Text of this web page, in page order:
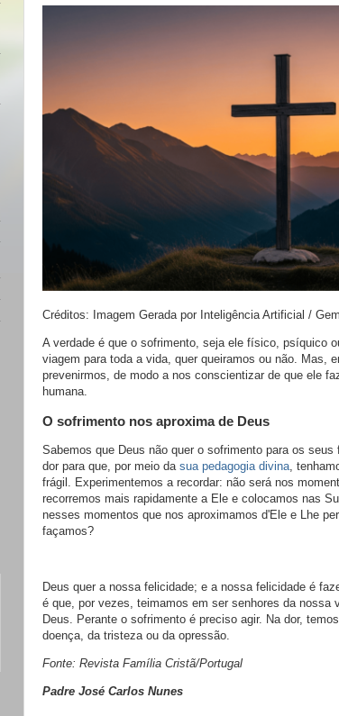
Créditos: Imagem Gerada por Inteligência Artificial /
A verdade é que o sofrimento, seja ele físico, psíquico
viagem para toda a vida, quer queiramos ou não. Mas,
prevenirmos, de modo a nos conscientizar de que ele
humana.
O sofrimento nos aproxima de Deus
Sabemos que Deus não quer o sofrimento para os
dor para que, por meio da sua pedagogia divina,
frágil. Experimentemos a recordar: não será nos
recorremos mais rapidamente a Ele e colocamos nas
nesses momentos que nos aproximamos d'Ele e Lhe
façamos?
Deus quer a nossa felicidade; e a nossa felicidade é
é que, por vezes, teimamos em ser senhores da nossa
Deus. Perante o sofrimento é preciso agir. Na dor,
doença, da tristeza ou da opressão.
Fonte: Revista Família Cristã/Portugal
Padre José Carlos Nunes